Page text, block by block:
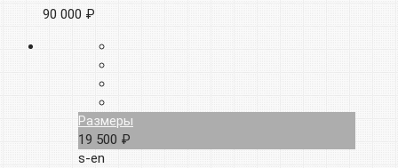
90 000 ₽
Размеры
19 500 ₽
s-en